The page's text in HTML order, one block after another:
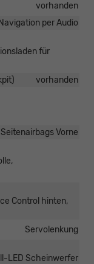
vorhanden
per Audio
für
vorhanden
Seitenairbags Vorne
Control hinten,
Servolenkung
LED Scheinwerfer